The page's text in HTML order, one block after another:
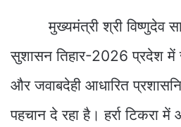
मुख्यमंत्री श्री विष्णुदेव
सुशासन तिहार-2026 प्रदेश में
और जवाबदेही आधारित
पहचान दे रहा है। हर्रा टिकरा